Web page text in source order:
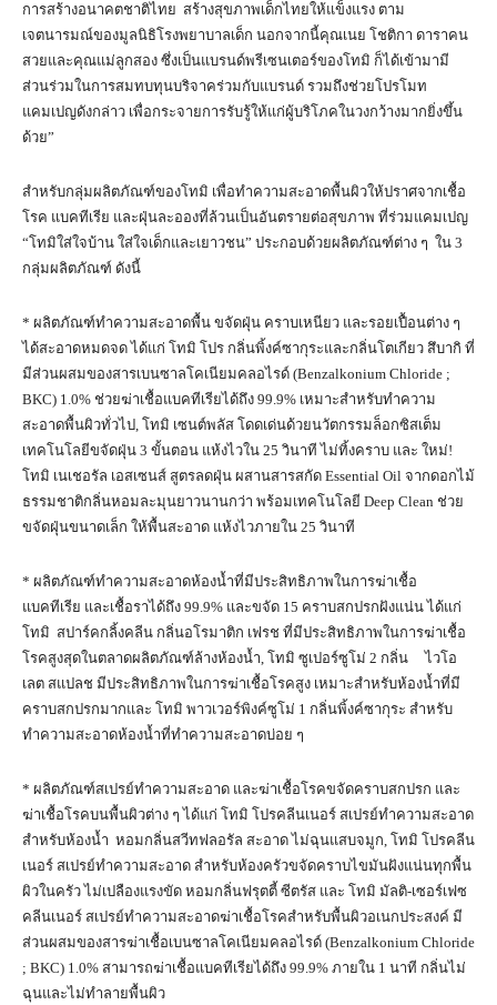
การสร้างอนาคตชาติไทย สร้างสุขภาพเด็กไทยให้แข็งแรง ตาม
เจตนารมณ์ของมูลนิธิโรงพยาบาลเด็ก นอกจากนี้คุณเนย โชติกา ดาราคน
สวยและคุณแม่ลูกสอง ซึ่งเป็นแบรนด์พรีเซนเตอร์ของโทมิ ก็ได้เข้ามามี
ส่วนร่วมในการสมทบทุนบริจาคร่วมกับแบรนด์ รวมถึงช่วยโปรโมท
แคมเปญดังกล่าว เพื่อกระจายการรับรู้ให้แก่ผู้บริโภคในวงกว้างมากยิ่งขึ้น
ด้วย”
สำหรับกลุ่มผลิตภัณฑ์ของโทมิ เพื่อทำความสะอาดพื้นผิวให้ปราศจากเชื้อ
โรค แบคทีเรีย และฝุ่นละอองที่ล้วนเป็นอันตรายต่อสุขภาพ ที่ร่วมแคมเปญ
“โทมิใส่ใจบ้าน ใส่ใจเด็กและเยาวชน” ประกอบด้วยผลิตภัณฑ์ต่าง ๆ ใน 3
กลุ่มผลิตภัณฑ์ ดังนี้
* ผลิตภัณฑ์ทำความสะอาดพื้น ขจัดฝุ่น คราบเหนียว และรอยเปื้อนต่าง ๆ
ได้สะอาดหมดจด ได้แก่ โทมิ โปร กลิ่นพิ้งค์ซากุระและกลิ่นโตเกียว สึบากิ ที่
มีส่วนผสมของสารเบนซาลโคเนียมคลอไรด์ (Benzalkonium Chloride ;
BKC) 1.0% ช่วยฆ่าเชื้อแบคทีเรียได้ถึง 99.9% เหมาะสำหรับทำความ
สะอาดพื้นผิวทั่วไป, โทมิ เซนต์พลัส โดดเด่นด้วยนวัตกรรมล็อกซิสเต็ม
เทคโนโลยีขจัดฝุ่น 3 ขั้นตอน แห้งไวใน 25 วินาที ไม่ทิ้งคราบ และ ใหม่!
โทมิ เนเชอรัล เอสเซนส์ สูตรลดฝุ่น ผสานสารสกัด Essential Oil จากดอกไม้
ธรรมชาติกลิ่นหอมละมุนยาวนานกว่า พร้อมเทคโนโลยี Deep Clean ช่วย
ขจัดฝุ่นขนาดเล็ก ให้พื้นสะอาด แห้งไวภายใน 25 วินาที
* ผลิตภัณฑ์ทำความสะอาดห้องน้ำที่มีประสิทธิภาพในการฆ่าเชื้อ
แบคทีเรีย และเชื้อราได้ถึง 99.9% และขจัด 15 คราบสกปรกฝังแน่น ได้แก่
โทมิ สปาร์คกลิ้งคลีน กลิ่นอโรมาติก เฟรช ที่มีประสิทธิภาพในการฆ่าเชื้อ
โรคสูงสุดในตลาดผลิตภัณฑ์ล้างห้องน้ำ, โทมิ ซูเปอร์ซูโม่ 2 กลิ่น ไวโอ
เลต สแปลช มีประสิทธิภาพในการฆ่าเชื้อโรคสูง เหมาะสำหรับห้องน้ำที่มี
คราบสกปรกมากและ โทมิ พาวเวอร์พิงค์ซูโม่ 1 กลิ่นพิ้งค์ซากุระ สำหรับ
ทำความสะอาดห้องน้ำที่ทำความสะอาดบ่อย ๆ
* ผลิตภัณฑ์สเปรย์ทำความสะอาด และฆ่าเชื้อโรคขจัดคราบสกปรก และ
ฆ่าเชื้อโรคบนพื้นผิวต่าง ๆ ได้แก่ โทมิ โปรคลีนเนอร์ สเปรย์ทำความสะอาด
สำหรับห้องน้ำ หอมกลิ่นสวีทฟลอรัล สะอาด ไม่ฉุนแสบจมูก, โทมิ โปรคลีน
เนอร์ สเปรย์ทำความสะอาด สำหรับห้องครัวขจัดคราบไขมันฝังแน่นทุกพื้น
ผิวในครัว ไม่เปลืองแรงขัด หอมกลิ่นฟรุตตี้ ซีตรัส และ โทมิ มัลติ-เซอร์เฟซ
คลีนเนอร์ สเปรย์ทำความสะอาดฆ่าเชื้อโรคสำหรับพื้นผิวอเนกประสงค์ มี
ส่วนผสมของสารฆ่าเชื้อเบนซาลโคเนียมคลอไรด์ (Benzalkonium Chloride
; BKC) 1.0% สามารถฆ่าเชื้อแบคทีเรียได้ถึง 99.9% ภายใน 1 นาที กลิ่นไม่
ฉุนและไม่ทำลายพื้นผิว